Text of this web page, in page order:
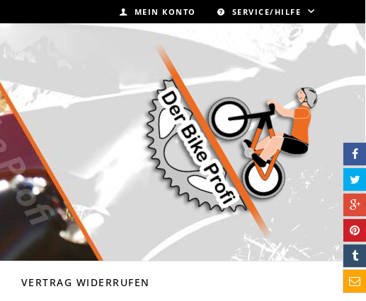
MEIN KONTO SERVICE/HILFE
VERTRAG WIDERRUFEN